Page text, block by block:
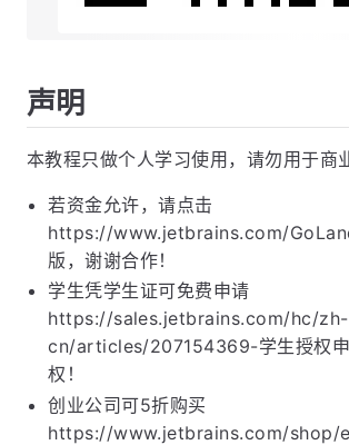
声明
本教程只做个人学习使用，请勿用于商
若资金允许，请点击
https://www.jetbrains.com/
版，谢谢合作！
学生凭学生证可免费申请
https://sales.jetbrains.com/hc/zh-
cn/articles/207154369-学生授权
权！
创业公司可5折购买
https://www.jetbrains.com/shop/